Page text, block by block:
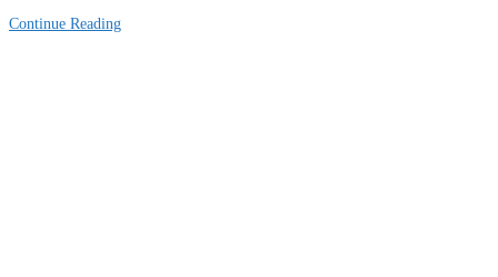
Continue Reading